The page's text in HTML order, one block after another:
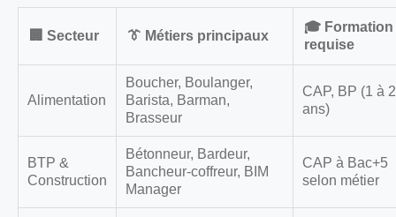
🏢 Secteur 👔 Métiers principaux
🎓 Formation
requise
Alimentation
Boucher, Boulanger,
Barista, Barman,
Brasseur
CAP, BP (1 à 2
ans)
BTP &
Construction
Bétonneur, Bardeur,
Bancheur-coffreur, BIM
Manager
CAP à Bac+5
selon métier